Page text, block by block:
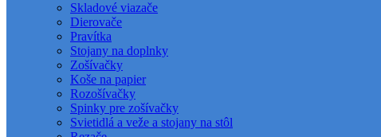
Skladové viazače
Dierovače
Pravítka
Stojany na doplnky
Zošívačky
Koše na papier
Rozošívačky
Spinky pre zošívačky
Svietidlá a veže a stojany na stôl